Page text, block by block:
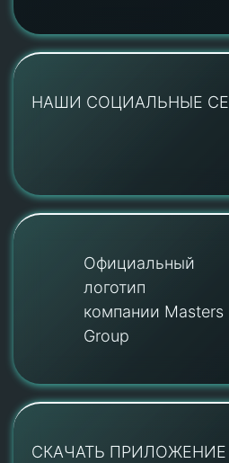
НАШИ СОЦИАЛЬНЫЕ
Официальный
логотип
компании Masters
Group
СКАЧАТЬ ПРИЛОЖЕНИЕ